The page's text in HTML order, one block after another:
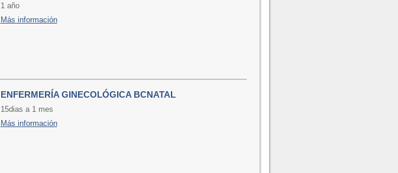
1 año
Más información
ENFERMERÍA GINECOLÓGICA BCNATAL
15dias a 1 mes
Más información